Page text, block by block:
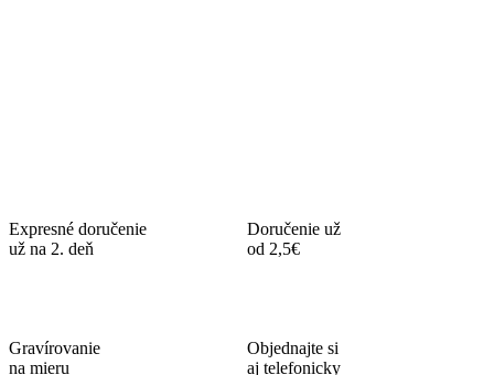
Expresné doručenie
už na 2. deň
Doručenie už
od 2,5€
Gravírovanie
na mieru
Objednajte si
aj telefonicky